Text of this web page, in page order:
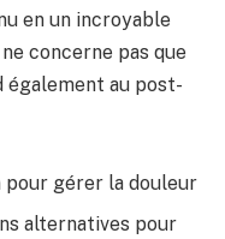
en un incroyable
concerne pas que
également au post-
pour gérer la douleur
alternatives pour